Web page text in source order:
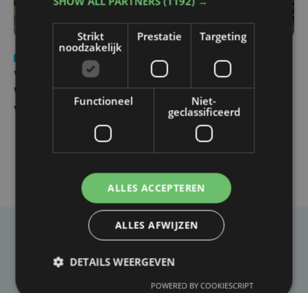
wo 5 augustus | 11:57
Vier Oostendse gynaecologen versterken dienst in AZ
West, dat ook een nieuwe voltijdse gynaecoloog
verwelkomt
Taalfout opgemerkt?
Heb je een taal- of schrijffout opgemerkt in dit
artikel?
Strikt
noodzakelijk
Prestatie Targeting
Functioneel
Niet-
geclassificeerd
ALLES ACCEPTEREN
ALLES AFWIJZEN
DETAILS WEERGEVEN
POWERED BY COOKIESCRIPT